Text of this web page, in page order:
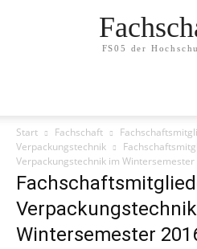
FS05 der
Start Fachschaft
Verpackungstechnik
Verpackungstechnik im Wintersemester
Wintersemester